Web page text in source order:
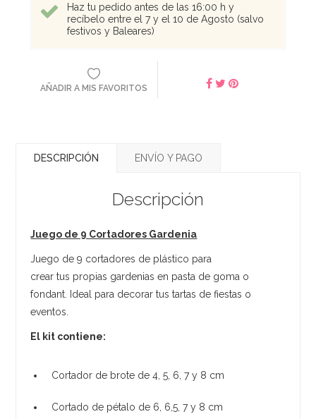
Haz tu pedido antes de las 16:00 h y
recíbelo entre el 7 y el 10 de Agosto (salvo
festivos y Baleares)
AÑADIR A MIS FAVORITOS
DESCRIPCIÓN ENVÍO Y PAGO
Descripción
Juego de 9 Cortadores Gardenia
Juego de 9 cortadores de plástico para
crear tus propias gardenias en pasta de goma o
fondant. Ideal para decorar tus tartas de fiestas o
eventos.
El kit contiene:
Cortador de brote de 4, 5, 6, 7 y 8 cm
Cortado de pétalo de 6, 6,5, 7 y 8 cm